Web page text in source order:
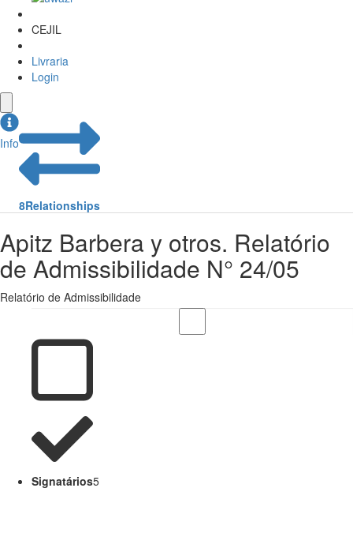
CEJIL
Livraria
Login
Info
8Relationships
Apitz Barbera y otros. Relatório
de Admissibilidade N° 24/05
Relatório de Admissibilidade
Signatários5